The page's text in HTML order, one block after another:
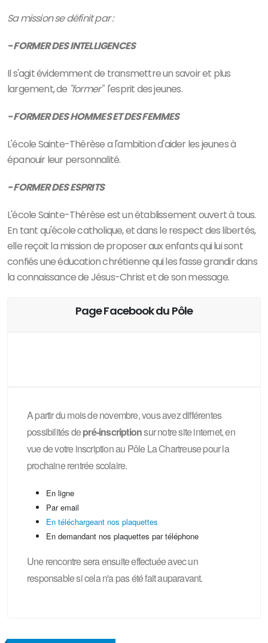
Sa mission se définit par :
- FORMER DES INTELLIGENCES
Il s'agit évidemment de transmettre un savoir et plus
largement, de "former"l'esprit des jeunes.
- FORMER DES HOMMES ET DES FEMMES
L'école Sainte-Thérèse a l'ambition d'aider les jeunes à
épanouir leur personnalité.
- FORMER DES ESPRITS
L'école Sainte-Thérèse est un établissement ouvert à tous.
En tant qu'école catholique, et dans le respect des libertés,
elle reçoit la mission de proposer aux enfants qui lui sont
confiés une éducation chrétienne qui les fasse grandir dans
la connaissance de Jésus-Christ et de son message.
Page Facebook du Pôle
A partir du mois de novembre, vous avez différentes
possibilités depré-inscriptionsur notre site internet, en
vue de votre inscription au Pôle La Chartreuse pour la
prochaine rentrée scolaire.
En ligne
Par email
En téléchargeant nos plaquettes
En demandant nos plaquettes par téléphone
Une rencontre sera ensuite effectuée avec un
responsable si cela n'a pas été fait auparavant.